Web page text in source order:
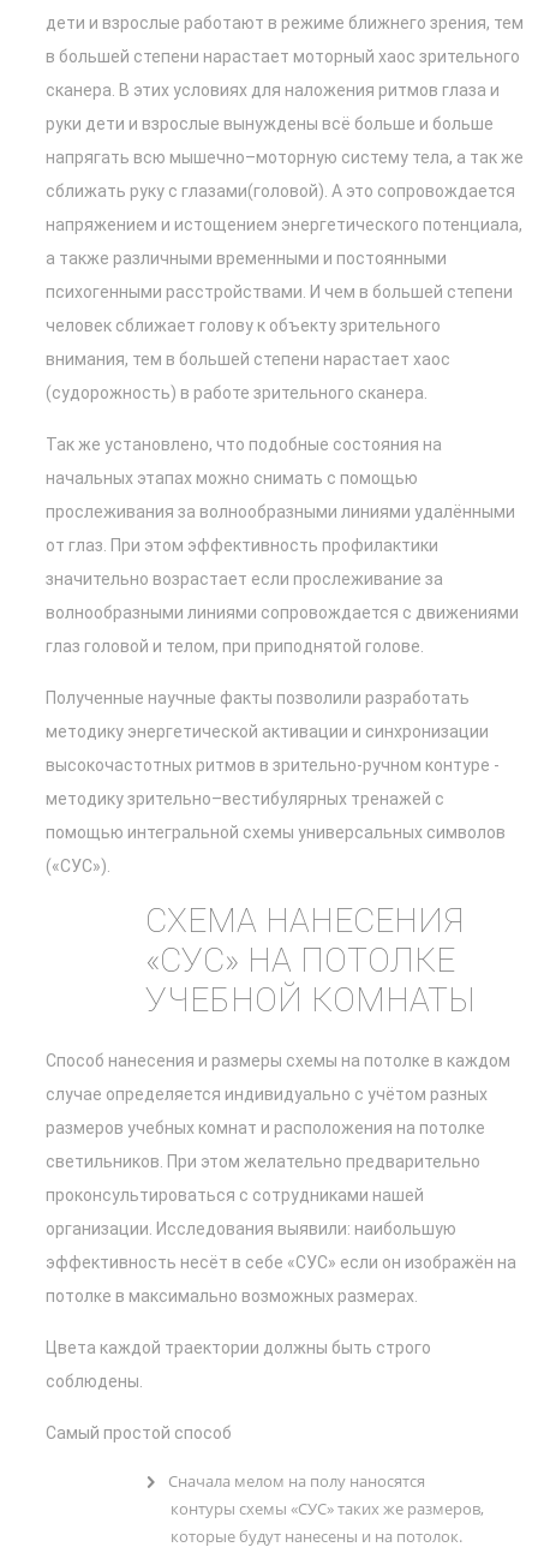
дети и взрослые работают в режиме ближнего зрения, тем
в большей степени нарастает моторный хаос зрительного
сканера. В этих условиях для наложения ритмов глаза и
руки дети и взрослые вынуждены всё больше и больше
напрягать всю мышечно–моторную систему тела, а так же
сближать руку с глазами(головой). А это сопровождается
напряжением и истощением энергетического потенциала,
а также различными временными и постоянными
психогенными расстройствами. И чем в большей степени
человек сближает голову к объекту зрительного
внимания, тем в большей степени нарастает хаос
(судорожность) в работе зрительного сканера.
Так же установлено, что подобные состояния на
начальных этапах можно снимать с помощью
прослеживания за волнообразными линиями удалёнными
от глаз. При этом эффективность профилактики
значительно возрастает если прослеживание за
волнообразными линиями сопровождается с движениями
глаз головой и телом, при приподнятой голове.
Полученные научные факты позволили разработать
методику энергетической активации и синхронизации
высокочастотных ритмов в зрительно-ручном контуре -
методику зрительно–вестибулярных тренажей с
помощью интегральной схемы универсальных символов
(«СУС»).
СХЕМА НАНЕСЕНИЯ
«СУС» НА ПОТОЛКЕ
УЧЕБНОЙ КОМНАТЫ
Способ нанесения и размеры схемы на потолке в каждом
случае определяется индивидуально с учётом разных
размеров учебных комнат и расположения на потолке
светильников. При этом желательно предварительно
проконсультироваться с сотрудниками нашей
организации. Исследования выявили: наибольшую
эффективность несёт в себе «СУС» если он изображён на
потолке в максимально возможных размерах.
Цвета каждой траектории должны быть строго
соблюдены.
Самый простой способ
Сначала мелом на полу наносятся
контуры схемы «СУС» таких же размеров,
которые будут нанесены и на потолок.